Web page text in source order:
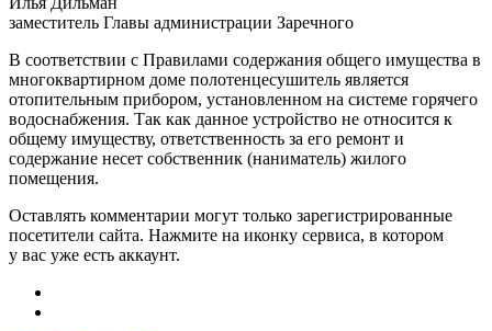
заместитель Главы администрации Заречного
В соответствии с Правилами содержания общего имущества в
многоквартирном доме полотенцесушитель является
отопительным прибором, установленном на системе горячего
водоснабжения. Так как данное устройство не относится к
общему имуществу, ответственность за его ремонт и
содержание несет собственник (наниматель) жилого
помещения.
Оставлять комментарии могут только зарегистрированные
посетители сайта. Нажмите на иконку сервиса, в котором
у вас уже есть аккаунт.